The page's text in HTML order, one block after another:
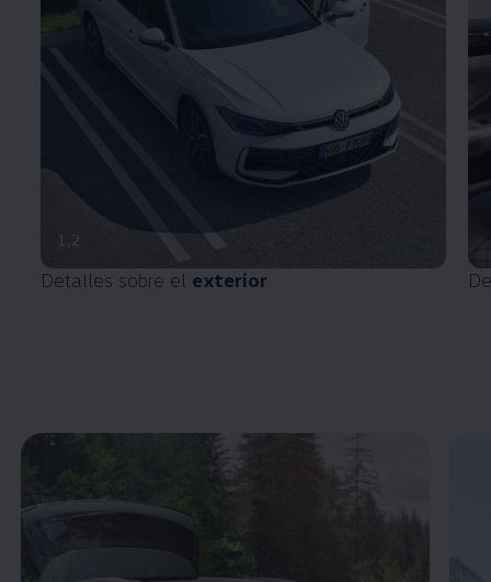
1 ,2
Detalles sobre el exterior
Enable fullscreen mode